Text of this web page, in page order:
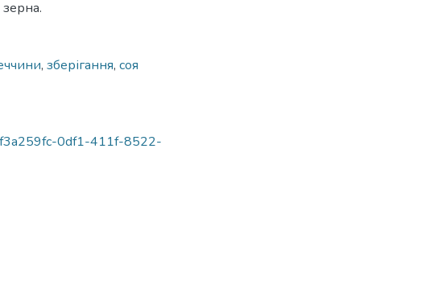
, зберігання, соя
f3a259fc-0df1-411f-8522-